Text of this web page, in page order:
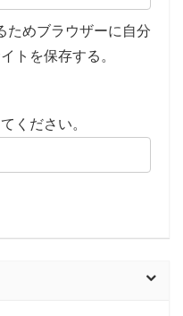
ためブラウザーに自分
トを保存する。
ください。